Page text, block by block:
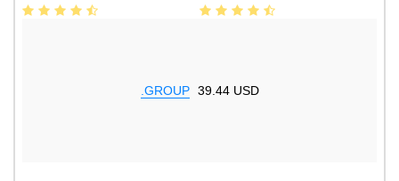
.GROUP 39.44 USD